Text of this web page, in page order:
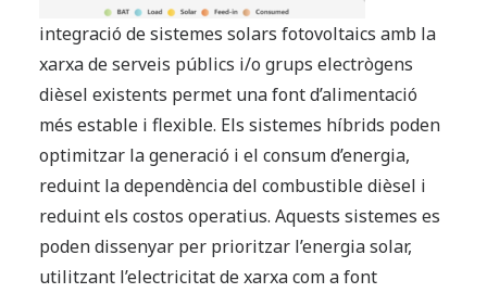
integració de sistemes solars fotovoltaics amb la
xarxa de serveis públics i/o grups electrògens
dièsel existents permet una font d’alimentació
més estable i flexible. Els sistemes híbrids poden
optimitzar la generació i el consum d’energia,
reduint la dependència del combustible dièsel i
reduint els costos operatius. Aquests sistemes es
poden dissenyar per prioritzar l’energia solar,
utilitzant l’electricitat de xarxa com a font